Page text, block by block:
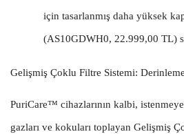
için tasarlanmış daha yüksek
(AS10GDWH0, 22.999,00 TL)
Gelişmiş Çoklu Filtre Sistemi:
PuriCare™ cihazlarının kalbi,
gazları ve kokuları toplayan Gelişmiş